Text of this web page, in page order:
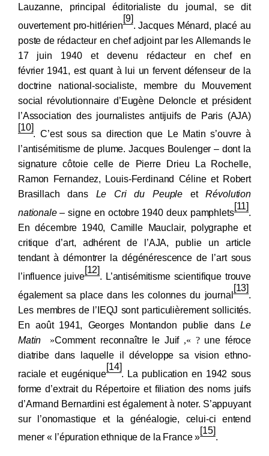
Lauzanne, principal éditorialiste du journal, se dit
ouvertement pro-hitlérien
[9]
. Jacques Ménard, placé au
poste de rédacteur en chef adjoint par les Allemands le
17
juin 1940 et devenu rédacteur en chef en
février 1941, est quant à lui un fervent défenseur de la
doctrine national-socialiste, membre du Mouvement
social révolutionnaire d’Eugène Deloncle et président
l’Association des journalistes antijuifs de Paris (AJA)
[10]
. C’est sous sa direction que Le Matin s’ouvre à
l’antisémitisme de plume. Jacques Boulenger – dont la
signature côtoie celle de Pierre Drieu La
Rochelle,
Ramon Fernandez, Louis-Ferdinand Céline et Robert
Brasillach dans Le Cri du Peuple etRévolution
nationale – signe en octobre 1940 deux pamphlets
[11]
.
En décembre 1940, Camille Mauclair, polygraphe et
critique d’art, adhérent de l’AJA, publie un article
tendant à démontrer la dégénérescence de l’art sous
l’influence juive
[12]
. L’antisémitisme scientifique trouve
également sa place dans les colonnes du journal
[13]
.
Les membres de l’IEQJ sont particulièrement sollicités.
En août 1941, Georges Montandon publie dansLe
Matin
«Comment reconnaître le Juif? », une féroce
diatribe dans laquelle il développe sa vision ethno-
raciale et eugénique
[14]
. La publication en 1942 sous
forme d’extrait du Répertoire et filiation des noms juifs
d’Armand Bernardini est également à noter. S’appuyant
sur l’onomastique et la généalogie, celui-ci entend
mener « l’épuration ethnique de la France »
[15]
.